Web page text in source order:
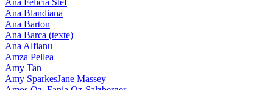
Ana Blandiana
Ana Barton
Ana Barca (texte)
Ana Alfianu
Amza Pellea
Amy Tan
Amy SparkesJane Massey